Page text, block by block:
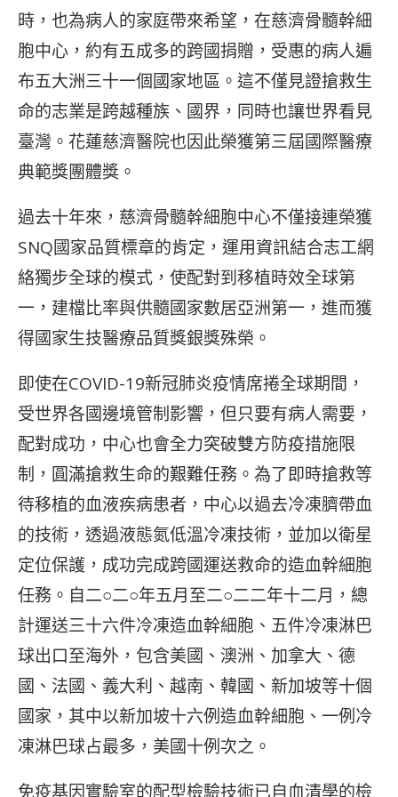
時，也為病人的家庭帶來希望，在慈濟骨髓幹細
胞中心，約有五成多的跨國捐贈，受惠的病人遍
布五大洲三十一個國家地區。這不僅見證搶救生
命的志業是跨越種族、國界，同時也讓世界看見
臺灣。花蓮慈濟醫院也因此榮獲第三屆國際醫療
典範獎團體獎。
過去十年來，慈濟骨髓幹細胞中心不僅接連榮獲
SNQ國家品質標章的肯定，運用資訊結合志工網
絡獨步全球的模式，使配對到移植時效全球第
一，建檔比率與供髓國家數居亞洲第一，進而獲
得國家生技醫療品質獎銀獎殊榮。
即使在COVID-19新冠肺炎疫情席捲全球期間，
受世界各國邊境管制影響，但只要有病人需要，
配對成功，中心也會全力突破雙方防疫措施限
制，圓滿搶救生命的艱難任務。為了即時搶救等
待移植的血液疾病患者，中心以過去冷凍臍帶血
的技術，透過液態氮低溫冷凍技術，並加以衛星
定位保護，成功完成跨國運送救命的造血幹細胞
任務。自二○二○年五月至二○二二年十二月，總
計運送三十六件冷凍造血幹細胞、五件冷凍淋巴
球出口至海外，包含美國、澳洲、加拿大、德
國、法國、義大利、越南、韓國、新加坡等十個
國家，其中以新加坡十六例造血幹細胞、一例冷
凍淋巴球占最多，美國十例次之。
免疫基因實驗室的配型檢驗技術已自血清學的檢